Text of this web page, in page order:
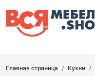
Главная страница Кухни